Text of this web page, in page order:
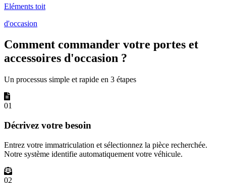
Eléments toit
d'occasion
Comment commander votre portes et
accessoires d'occasion ?
Un processus simple et rapide en 3 étapes
01
Décrivez votre besoin
Entrez votre immatriculation et sélectionnez la pièce recherchée.
Notre système identifie automatiquement votre véhicule.
02